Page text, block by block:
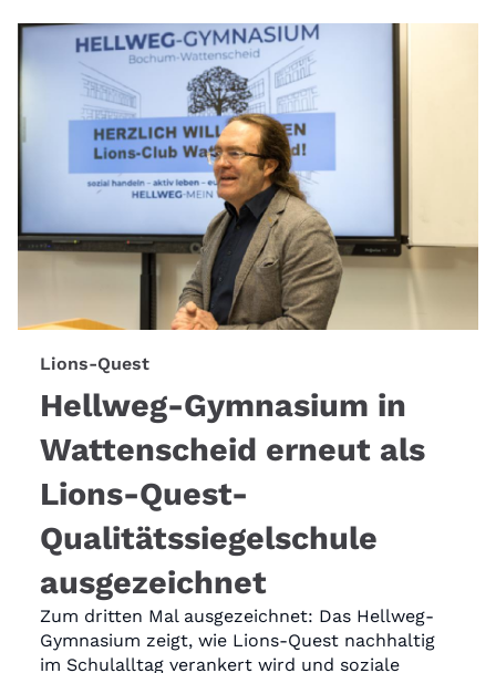
Lions-Quest
Hellweg-Gymnasium in
Wattenscheid erneut als
Lions-Quest-
Qualitätssiegelschule
ausgezeichnet
Zum dritten Mal ausgezeichnet: Das Hellweg-
Gymnasium zeigt, wie Lions-Quest nachhaltig
im Schulalltag verankert wird und soziale